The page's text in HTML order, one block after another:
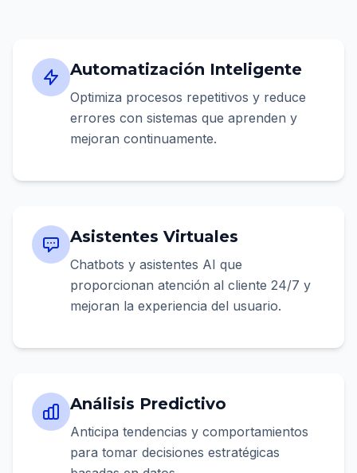
Automatización Inteligente
Optimiza procesos repetitivos y reduce
errores con sistemas que aprenden y
mejoran continuamente.
Asistentes Virtuales
Chatbots y asistentes AI que
proporcionan atención al cliente 24/7 y
mejoran la experiencia del usuario.
Análisis Predictivo
Anticipa tendencias y comportamientos
para tomar decisiones estratégicas